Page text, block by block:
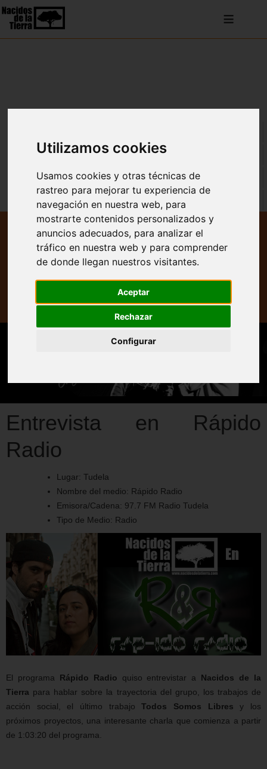
Utilizamos cookies
Usamos cookies y otras técnicas de
rastreo para mejorar tu experiencia de
navegación en nuestra web, para
mostrarte contenidos personalizados y
anuncios adecuados, para analizar el
tráfico en nuestra web y para comprender
de donde llegan nuestros visitantes.
Aceptar
Rechazar
Configurar
≡
ENTRADAS BLOG
NOTICIAS
REPERCUSIÓN EN MEDIOS
Televisión
Prensa
Entrevista en Rápido
Radio
Lugar: Tudela
Nombre del medio: Rápido Radio
Emisora/Cadena: 97.7 FM Radio Tudela
Tipo de Medio: Radio
El programa Rápido Radio quiso entrevistar a Nacidos de la
Tierra para hablar sobre la trayectoria del grupo, los trabajos de
acción social, el último trabajoTodos Somos Libres y los
próximos proyectos, una interesante charla que comienza a partir
de 1:03:20 del programa.